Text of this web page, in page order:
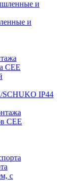
и
CEE
SCHUKO IP44
CEE
с